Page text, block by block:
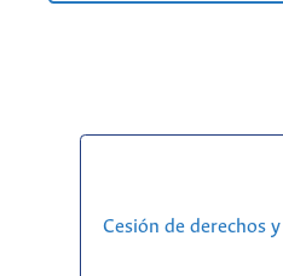
Cesión de derechos